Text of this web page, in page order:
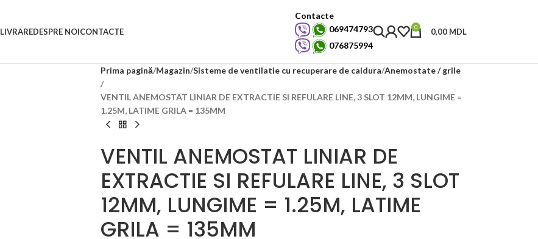
LIVRAREDESPRE NOICONTACTE
Contacte
069474793
076875994
0 0,00 MDL
Prima pagină Magazin Sisteme de ventilatie cu recuperare de caldura Anemostate / grile
VENTIL ANEMOSTAT LINIAR DE EXTRACTIE SI REFULARE LINE, 3 SLOT 12MM, LUNGIME =
1.25M, LATIME GRILA = 135MM
VENTIL ANEMOSTAT LINIAR DE
EXTRACTIE SI REFULARE LINE, 3 SLOT
12MM, LUNGIME = 1.25M, LATIME
GRILA = 135MM